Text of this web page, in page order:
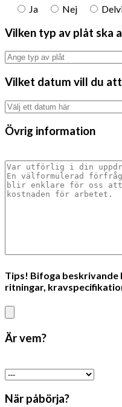
Ja Nej
Vilken typ av plåt ska
Vilket datum vill du
Övrig information
Tips! Bifoga beskrivande
ritningar,
Är vem?
När påbörja?